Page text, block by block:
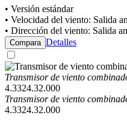
• Versión estándar
• Velocidad del viento: Salida
• Dirección del viento: Salida
Compara Detalles
Transmisor de viento
4.3324.32.000
Transmisor de viento
4.3324.32.000